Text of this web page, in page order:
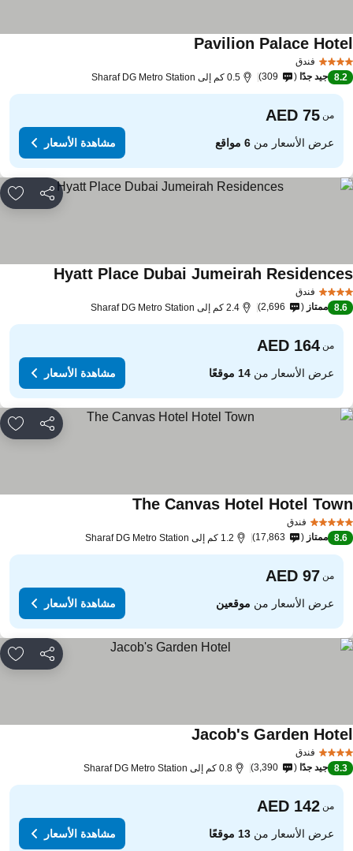
فندق
Pavilion Palace
8.2 جيد جدًا 309 0.5 كم إلى Sharaf DG Metro Station
من
عرض الأسعار من6 مواقع مشاهدة الأسعار
مشاركة
فندق
Hyatt Place Dubai Jumeirah
8.6 ممتاز 2,696 2.4 كم إلى Sharaf DG Metro Station
من
عرض الأسعار من14 موقعًا مشاهدة الأسعار
مشاركة
فندق
The Canvas Hotel Hotel
8.6 ممتاز 17,863 1.2 كم إلى Sharaf DG Metro Station
من
عرض الأسعار منموقعين مشاهدة الأسعار
مشاركة
فندق
Jacob's Garden
8.3 جيد جدًا 3,390 0.8 كم إلى Sharaf DG Metro Station
من
عرض الأسعار من13 موقعًا مشاهدة الأسعار